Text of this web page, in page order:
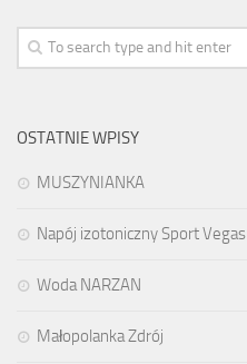
OSTATNIE WPISY
MUSZYNIANKA
Napój izotoniczny Sport Vegas
Woda NARZAN
Małopolanka Zdrój